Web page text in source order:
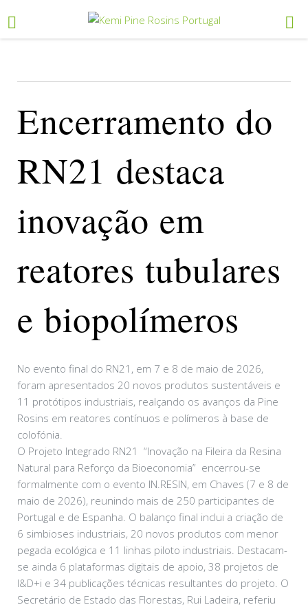
Encerramento do
RN21 destaca
inovação em
reatores tubulares
e biopolímeros
No evento final do RN21, em 7 e 8 de maio de 2026,
foram apresentados 20 novos produtos sustentáveis e
11 protótipos industriais, realçando os avanços da Pine
Rosins em reatores contínuos e polímeros à base de
colofónia.
O Projeto Integrado RN21 “Inovação na Fileira da Resina
Natural para Reforço da Bioeconomia” encerrou-se
formalmente com o evento IN.RESIN, em Chaves (7 e 8 de
maio de 2026), reunindo mais de 250 participantes de
Portugal e de Espanha. O balanço final inclui a criação de
6 simbioses industriais, 20 novos produtos com menor
pegada ecológica e 11 linhas piloto industriais. Destacam-
se ainda 6 plataformas digitais de apoio, 38 projetos de
I&D+i e 34 publicações técnicas resultantes do projeto. O
Secretário de Estado das Florestas, Rui Ladeira, referiu